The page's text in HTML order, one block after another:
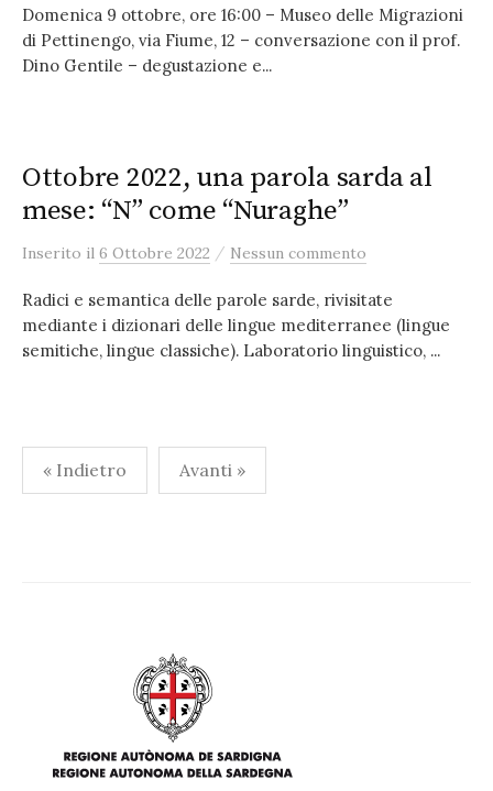
Domenica 9 ottobre, ore 16:00 – Museo delle Migrazioni
di Pettinengo, via Fiume, 12 – conversazione con il prof.
Dino Gentile – degustazione e...
Ottobre 2022, una parola sarda al
mese: “N” come “Nuraghe”
Inserito il 6 Ottobre 2022 / Nessun commento
Radici e semantica delle parole sarde, rivisitate
mediante i dizionari delle lingue mediterranee (lingue
semitiche, lingue classiche). Laboratorio linguistico, ...
Paginazione
degli
« Indietro Avanti »